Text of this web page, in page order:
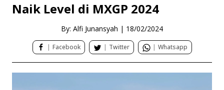
Naik Level di MXGP 2024
By: Alfi Junansyah | 18/02/2024
| Facebook | Twitter | Whatsapp